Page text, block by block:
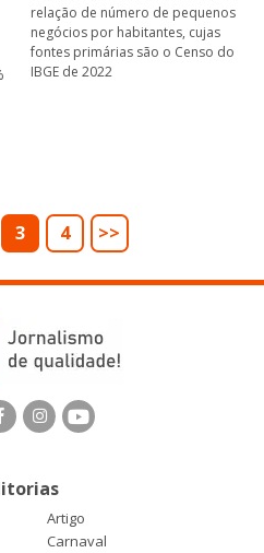
relação de número de pequenos
negócios por habitantes, cujas
fontes primárias são o Censo do
IBGE de 2022
3 4 >>
Artigo
Carnaval